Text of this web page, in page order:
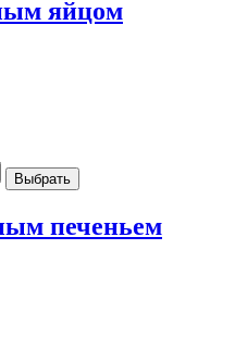
яйцом
печеньем